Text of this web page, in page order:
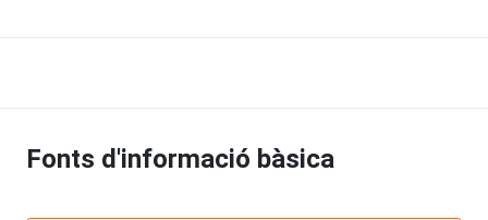
Fonts d'informació bàsica